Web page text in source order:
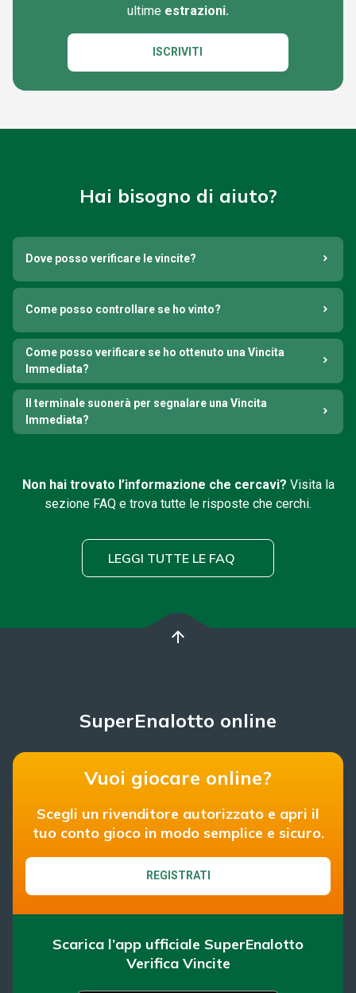
ultime estrazioni.
ISCRIVITI
Hai bisogno di aiuto?
Dove posso verificare le vincite?
Come posso controllare se ho vinto?
Come posso verificare se ho ottenuto una Vincita
Immediata?
Il terminale suonerà per segnalare una Vincita
Immediata?
Non hai trovato l’informazione che cercavi? Visita la
sezione FAQ e trova tutte le risposte che cerchi.
LEGGI TUTTE LE FAQ
arrow_upward
SuperEnalotto online
Vuoi giocare online?
Scegli un rivenditore autorizzato e apri il
tuo conto gioco in modo semplice e sicuro.
REGISTRATI
Scarica l’app ufficiale SuperEnalotto
Verifica Vincite